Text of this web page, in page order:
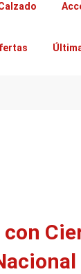
con